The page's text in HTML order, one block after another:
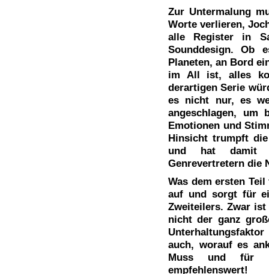
Zur Untermalung
Worte verlieren,
alle Register in
Sounddesign. Ob
Planeten, an Bord
im All ist, alles
derartigen Serie
es nicht nur, es
angeschlagen, um
Emotionen und
Hinsicht trumpft
und hat damit
Genrevertretern die
Was dem ersten
auf und sorgt für
Zweiteilers. Zwar
nicht der ganz
auch, worauf es
Muss und für
empfehlenswert!